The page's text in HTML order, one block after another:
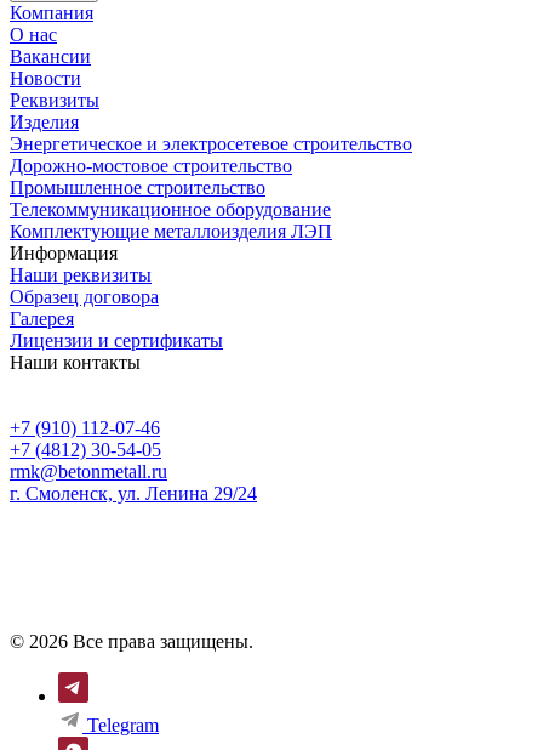
Компания
О нас
Вакансии
Новости
Реквизиты
Изделия
Энергетическое и электросетевое строительство
Дорожно-мостовое строительство
Промышленное строительство
Телекоммуникационное оборудование
Комплектующие металлоизделия ЛЭП
Информация
Наши реквизиты
Образец договора
Галерея
Лицензии и сертификаты
Наши контакты
+7 (910) 112-07-46
+7 (4812) 30-54-05
rmk@betonmetall.ru
г. Смоленск, ул. Ленина 29/24
© 2026 Все права защищены.
Telegram